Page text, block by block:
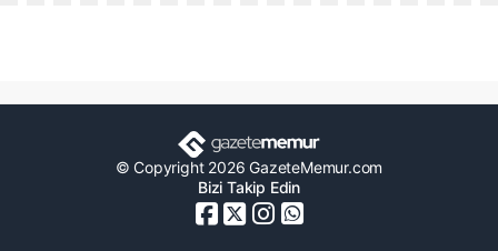
© Copyright 2026 GazeteMemur.com
Bizi Takip Edin